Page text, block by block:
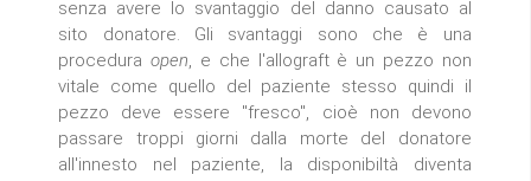
senza avere lo svantaggio del danno causato al
sito donatore. Gli svantaggi sono che è una
proceduraopen, e che l'allograft è un pezzo non
vitale come quello del paziente stesso quindi il
pezzo deve essere "fresco", cioè non devono
passare troppi giorni dalla morte del donatore
all'innesto nel paziente, la disponibiltà diventa